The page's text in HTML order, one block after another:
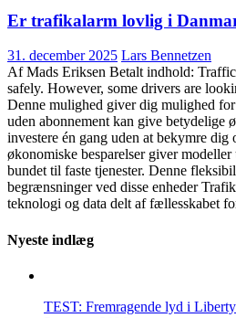
Er trafikalarm lovlig i
31. december 2025 Lars Bennetzen
Af Mads Eriksen Betalt indhold:
safely. However, some drivers are
Denne mulighed giver dig mulighed
uden abonnement kan give
investere én gang uden at bekymre
økonomiske besparelser giver
bundet til faste tjenester. Denne
begrænsninger ved disse enheder
teknologi og data delt af fællesskabet
Nyeste indlæg
TEST: Fremragende lyd i